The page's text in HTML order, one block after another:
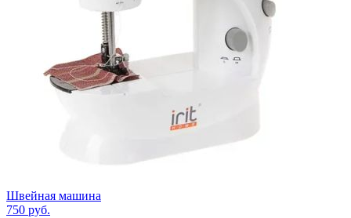
Швейная машина
750 руб.